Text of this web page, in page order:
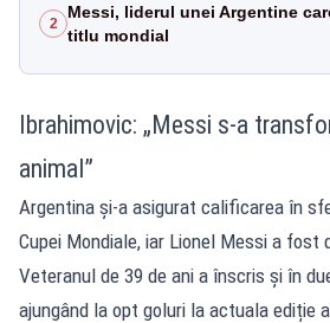
2
Messi, liderul unei Argentine
titlu mondial
Ibrahimovic: „Messi s-a
animal”
Argentina și-a asigurat calificarea în
Cupei Mondiale, iar Lionel Messi a fost
Veteranul de 39 de ani a înscris și în
ajungând la opt goluri la actuala ediție